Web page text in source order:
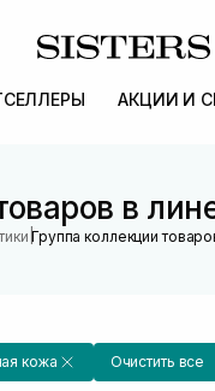
АКЦИИ И
в
|Группа коллекции
кожа Очистить все